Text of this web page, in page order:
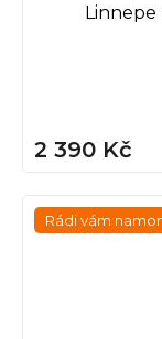
2 390 Kč
Rádi vám